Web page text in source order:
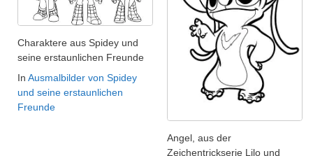
Charaktere aus Spidey und
seine erstaunlichen Freunde
In Ausmalbilder von Spidey
und seine erstaunlichen
Freunde
Angel, aus der
Zeichentrickserie Lilo und